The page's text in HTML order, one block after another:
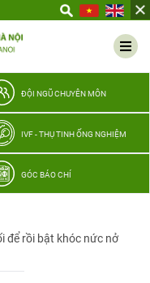
ĐỘI NGŨ CHUYÊN MÔN
IVF - THỤ TINH ỐNG NGHIỆM
GÓC BÁO CHÍ
để rồi bật khóc nức nở